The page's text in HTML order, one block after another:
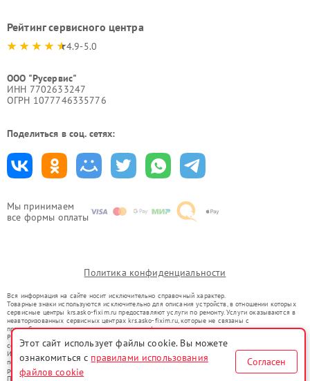
Мы принимаем
все формы оплаты
Рейтинг сервисного центра
4.9-5.0
ООО "Русервис"
ИНН 7702633247
ОГРН 1077746335776
Поделиться в соц. сетях:
Политика конфиденциальности
Вся информация на сайте носит исключительно справочный характер.
Товарные знаки используются исключительно для описания устройств, в отношении которых
сервисные центры krs.asko-fixim.ru предоставляют услуги по ремонту. Услуги оказываются в
неавторизованных сервисных центрах krs.asko-fixim.ru, которые не связаны с
правообладателями товарных знаков или их официальными представителями.
Ремонт осуществляется для устройств, уже введенных в гражданский оборот в соответствии
со статьей 1487 ГК РФ.
Использование товарных знаков не преследует цели индивидуализации услуг или введения
потребителей в заблуждение, а служит для информирования о предоставляемых услугах по
ремонту техники указанных брендов.
Представленная на сайте информация не является публичной офертой, определяемой
Этот сайт использует файлы cookie. Вы можете
ознакомиться с правилами использования
файлов cookie
Согласен